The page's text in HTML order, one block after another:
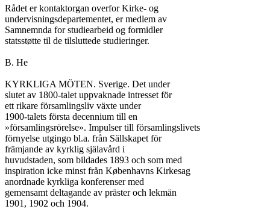
Rådet er kontaktorgan overfor Kirke- og
undervisningsdepartementet, er medlem av
Samnemnda for studiearbeid og formidler
statsstøtte til de tilsluttede studieringer.
B. He
KYRKLIGA MÖTEN. Sverige. Det under
slutet av 1800-talet uppvaknade intresset för
ett rikare församlingsliv växte under
1900-talets första decennium till en
»församlingsrörelse». Impulser till församlingslivets
förnyelse utgingo bl.a. från Sällskapet för
främjande av kyrklig själavård i
huvudstaden, som bildades 1893 och som med
inspiration icke minst från Københavns Kirkesag
anordnade kyrkliga konferenser med
gemensamt deltagande av präster och lekmän
1901, 1902 och 1904.